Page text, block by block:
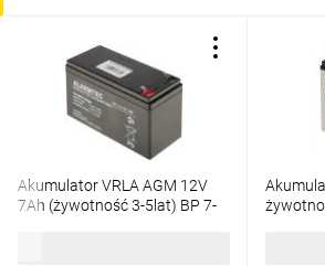
Akumulator VRLA AGM 12V
7Ah (żywotność 3-5lat) BP 7-